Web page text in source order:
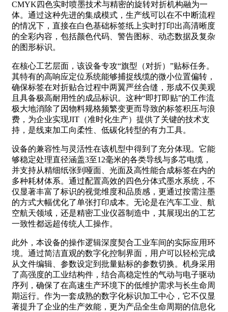
CMYK四色实时喷墨技术与精密的旋转对折机构融为一
体。通过这种先进的集成模式，生产线可以在不中断流程
的情况下，直接在白色基础标签纸上实时打印出高清晰度
的全彩内容，包括颜色代码、警告图标、动态数据及复杂
的图形标识。
在核心工艺层面，该设备专攻“旗型（对折）”贴标任务。
其特有的高响应定位系统能够捕捉线缆的微小位置偏转，
确保标签在对折贴合过程中两翼严丝合缝，形成不仅美观
且具备极高耐用性的成品标识。这种“即打即贴”的工作流
极大地消除了因物料规格频繁变更而导致的标签积压与浪
费，为企业实现JIT（准时化生产）提供了关键的技术支
持，是线束加工向柔性、低碳化转型的有力工具。
设备的兼容性与灵活性在该机型中得到了充分体现。它能
够稳定处理直径涵盖3至12毫米的各类导线与多芯电缆，
并支持从精细纸张到哑面、光面及高性能合成标签在内的
多种耗材体系。通过配置高效的四色分体式墨水系统，不
仅显著丰富了标识的视觉维度和品质感，更通过按需注墨
的方式大幅优化了单张打印成本。无论是在汽车工业、航
空航天领域，还是精密工业仪器制造中，其展现出的工艺
一致性都远超传统人工操作。
此外，本设备的操作逻辑深度契合工业车间的实际应用环
境。通过简洁直观的数字化控制界面，用户可以轻松完成
从文件编辑、参数设定到批量贴标的参数切换。机身采用
了高强度的工业结构件，结合高稳定性的气动与电子驱动
序列，确保了在高速生产环境下的低维护需求与长生命周
期运行。作为一套成熟的数字化标识加工中心，它不仅显
著提升了企业的生产效能，更为产品全生命周期的信息化